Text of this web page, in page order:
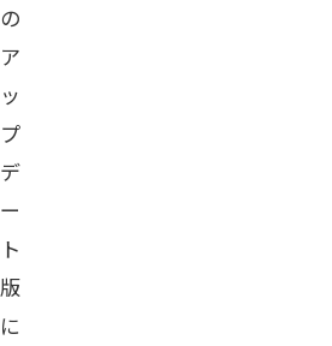
の
ア
ッ
プ
デ
ー
ト
版
に